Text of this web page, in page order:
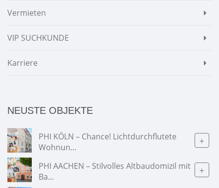
Vermieten
VIP SUCHKUNDE
Karriere
NEUSTE OBJEKTE
PHI KÖLN – Chance! Lichtdurchflutete
Wohnun...
+
PHI AACHEN – Stilvolles Altbaudomizil mit
Ba...
+